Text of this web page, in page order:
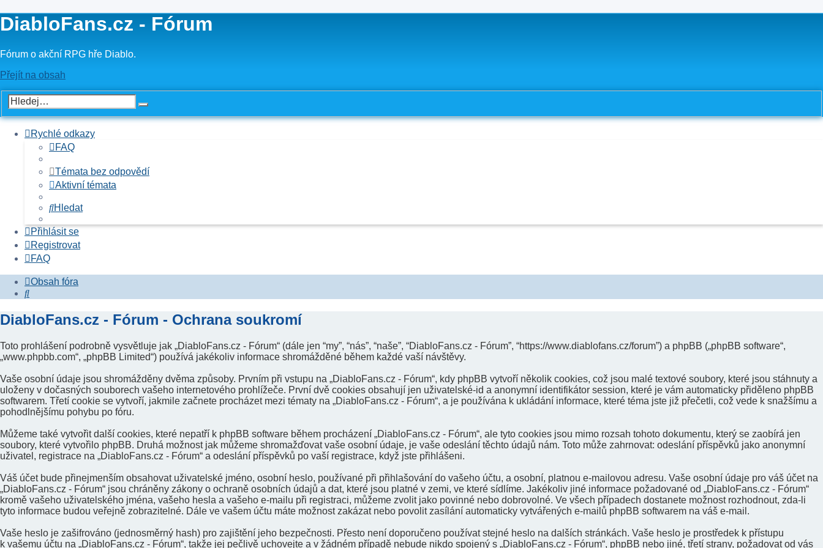
DiabloFans.cz - Fórum
Fórum o akční RPG hře Diablo.
Přejít na obsah
Rychlé odkazy
FAQ
Témata bez odpovědí
Aktivní témata
Hledat
Přihlásit se
Registrovat
FAQ
Obsah fóra
Hledat
DiabloFans.cz - Fórum - Ochrana soukromí
Toto prohlášení podrobně vysvětluje jak „DiabloFans.cz - Fórum“ (dále jen “my”, “nás”, “naše”, “DiabloFans.cz - Fórum”, “https://www.diablofans.cz/forum”) a phpBB („phpBB software“,
„www.phpbb.com“, „phpBB Limited“) používá jakékoliv informace shromážděné během každé vaší návštěvy.
Vaše osobní údaje jsou shromážděny dvěma způsoby. Prvním při vstupu na „DiabloFans.cz - Fórum“, kdy phpBB vytvoří několik cookies, což jsou malé textové soubory, které jsou stáhnuty a
uloženy v dočasných souborech vašeho internetového prohlížeče. První dvě cookies obsahují jen uživatelské-id a anonymní identifikátor session, které je vám automaticky přiděleno phpBB
softwarem. Třetí cookie se vytvoří, jakmile začnete procházet mezi tématy na „DiabloFans.cz - Fórum“, a je používána k ukládání informace, které téma jste již přečetli, což vede k snažšímu a
pohodlnějšímu pohybu po fóru.
Můžeme také vytvořit další cookies, které nepatří k phpBB software během procházení „DiabloFans.cz - Fórum“, ale tyto cookies jsou mimo rozsah tohoto dokumentu, který se zaobírá jen
soubory, které vytvořilo phpBB. Druhá možnost jak můžeme shromažďovat vaše osobní údaje, je vaše odeslání těchto údajů nám. Toto může zahrnovat: odeslání příspěvků jako anonymní
uživatel, registrace na „DiabloFans.cz - Fórum“ a odeslání příspěvků po vaší registrace, když jste přihlášeni.
Váš účet bude přinejmenším obsahovat uživatelské jméno, osobní heslo, používané při přihlašování do vašeho účtu, a osobní, platnou e-mailovou adresu. Vaše osobní údaje pro váš účet na
„DiabloFans.cz - Fórum“ jsou chráněny zákony o ochraně osobních údajů a dat, které jsou platné v zemi, ve které sídlíme. Jakékoliv jiné informace požadované od „DiabloFans.cz - Fórum“
kromě vašeho uživatelského jména, vašeho hesla a vašeho e-mailu při registraci, můžeme zvolit jako povinné nebo dobrovolné. Ve všech případech dostanete možnost rozhodnout, zda-li
tyto informace budou veřejně zobrazitelné. Dále ve vašem účtu máte možnost zakázat nebo povolit zasílání automaticky vytvářených e-mailů phpBB softwarem na váš e-mail.
Vaše heslo je zašifrováno (jednosměrný hash) pro zajištění jeho bezpečnosti. Přesto není doporučeno používat stejné heslo na dalších stránkách. Vaše heslo je prostředek k přístupu
k vašemu účtu na „DiabloFans.cz - Fórum“, takže jej pečlivě uchovejte a v žádném případě nebude nikdo spojený s „DiabloFans.cz - Fórum“, phpBB nebo jiné, třetí strany, požadovat od vás